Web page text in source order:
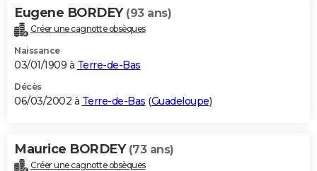
Eugene BORDEY (93 ans)
Créer une cagnotte obsèques
Naissance
03/01/1909 à Terre-de-Bas
Décès
06/03/2002 à Terre-de-Bas (Guadeloupe)
Maurice BORDEY (73 ans)
Créer une cagnotte obsèques